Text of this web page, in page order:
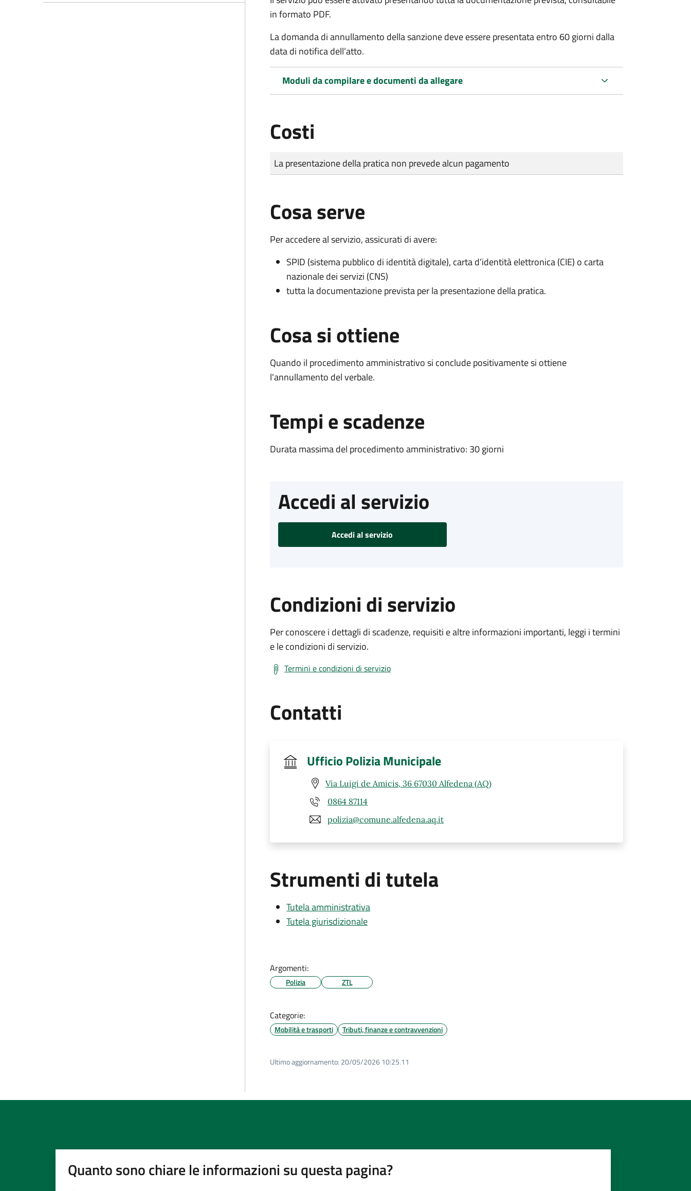
in formato PDF.
La domanda di annullamento della sanzione deve essere presentata entro 60 giorni dalla
data di notifica dell’atto.
Moduli da compilare e documenti da allegare
Costi
Tipo di pagamento
Importo
La presentazione della pratica non prevede alcun pagamento
Cosa serve
Per accedere al servizio, assicurati di avere:
SPID (sistema pubblico di identità digitale), carta d’identità elettronica (CIE) o carta
nazionale dei servizi (CNS)
tutta la documentazione prevista per la presentazione della pratica.
Cosa si ottiene
Quando il procedimento amministrativo si conclude positivamente si ottiene
l'annullamento del verbale.
Tempi e scadenze
Durata massima del procedimento amministrativo: 30 giorni
Accedi al servizio
Accedi al servizio
Condizioni di servizio
Per conoscere i dettagli di scadenze, requisiti e altre informazioni importanti, leggi i termini
e le condizioni di servizio.
Termini e condizioni di servizio
Contatti
Ufficio Polizia Municipale
Via Luigi de Amicis, 36 67030 Alfedena (AQ)
0864 87114
polizia@comune.alfedena.aq.it
Strumenti di tutela
Tutela amministrativa
Tutela giurisdizionale
Argomenti:
Polizia ZTL
Categorie:
Mobilità e trasporti Tributi, finanze e contravvenzioni
Ultimo aggiornamento: 20/05/2026 10:25.11
Quanto sono chiare le informazioni su questa pagina?